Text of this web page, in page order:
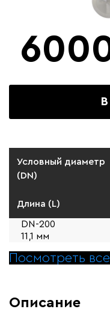
Условный диаметр
(DN)
Длина (L)
DN-200
11,1 мм
Посмотреть
Описание